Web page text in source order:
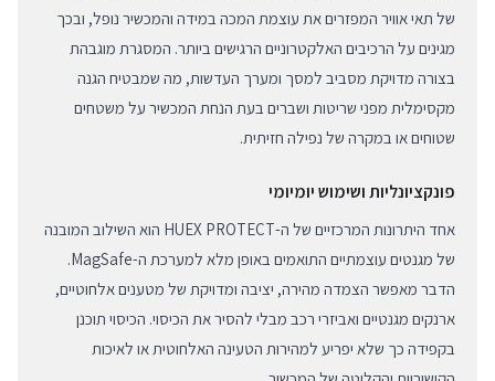
של תאי אוויר המפזרים את עוצמת המכה במידה והמכשיר נופל, ובכך
מגינים על הרכיבים האלקטרוניים הרגישים ביותר. המסגרת מוגבהת
בצורה מדויקת מסביב למסך ומערך העדשות, מה שמבטיח הגנה
מקסימלית מפני שריטות ושברים בעת הנחת המכשיר על משטחים
שטוחים או במקרה של נפילה חזיתית.
פונקציונליות ושימוש יומיומי
אחד היתרונות המרכזיים של ה-HUEX PROTECT הוא השילוב המובנה
של מגנטים עוצמתיים התואמים באופן מלא למערכת ה-MagSafe.
הדבר מאפשר הצמדה מהירה, יציבה ומדויקת של מטענים אלחוטיים,
ארנקים מגנטיים ואביזרי רכב מבלי להסיר את הכיסוי. הכיסוי תוכנן
בקפידה כך שלא יפריע למהירות הטעינה האלחוטית או לאיכות